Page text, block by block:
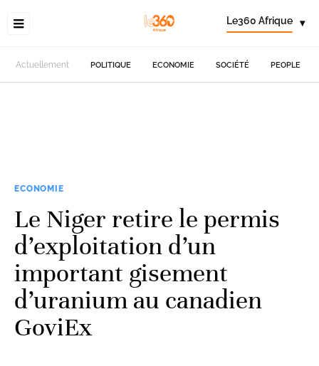
Le360 Afrique ▾
Actuellement POLITIQUE ECONOMIE SOCIÉTÉ PEOPLE
ECONOMIE
Le Niger retire le permis
d’exploitation d’un
important gisement
d’uranium au canadien
GoviEx